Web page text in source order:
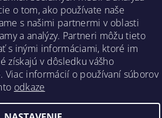
| Heureka.sk
, všetky práva vyhradené
o tom, ako používate naše
s našimi partnermi v oblasti
a analýzy. Partneri môžu tieto
s inými informáciami, ktoré im
získajú v dôsledku vášho
Viac informácií o používaní súborov
odkaze